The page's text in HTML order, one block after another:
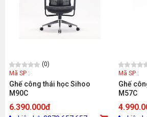
(0)
Mã SP :
Ghế công thái học Sihoo
M90C
6.390.000đ
Mã SP :
Ghế
M57C